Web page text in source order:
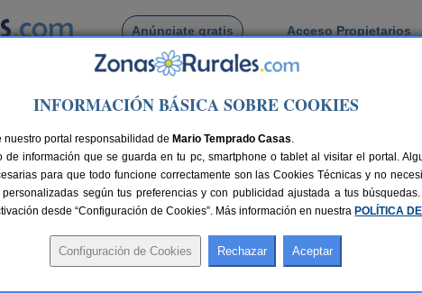
Anúnciate gratis Acceso Propietarios
Busca por pueblo
Nogueira
Casa Da Barreira
INFORMACIÓN BÁSICA SOBRE COOKIES
portal responsabilidad de Mario Temprado Casas.
información que se guarda en tu pc, smartphone o tablet al visitar el portal.
para que todo funcione correctamente son las Cookies Técnicas y no
según tus preferencias y con publicidad ajustada a tus
desde “Configuración de Cookies”. Más información en nuestra POLÍTICA